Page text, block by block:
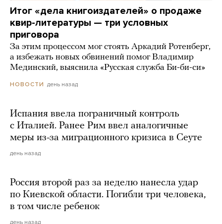
Итог «дела книгоиздателей» о продаже
квир-литературы — три условных
приговора
За этим процессом мог стоять Аркадий Ротенберг,
а избежать новых обвинений помог Владимир
Мединский, выяснила «Русская служба Би-би-си»
НОВОСТИ день назад
Испания ввела пограничный контроль
с Италией. Ранее Рим ввел аналогичные
меры из-за миграционного кризиса в Сеуте
день назад
Россия второй раз за неделю нанесла удар
по Киевской области. Погибли три человека,
в том числе ребенок
день назад